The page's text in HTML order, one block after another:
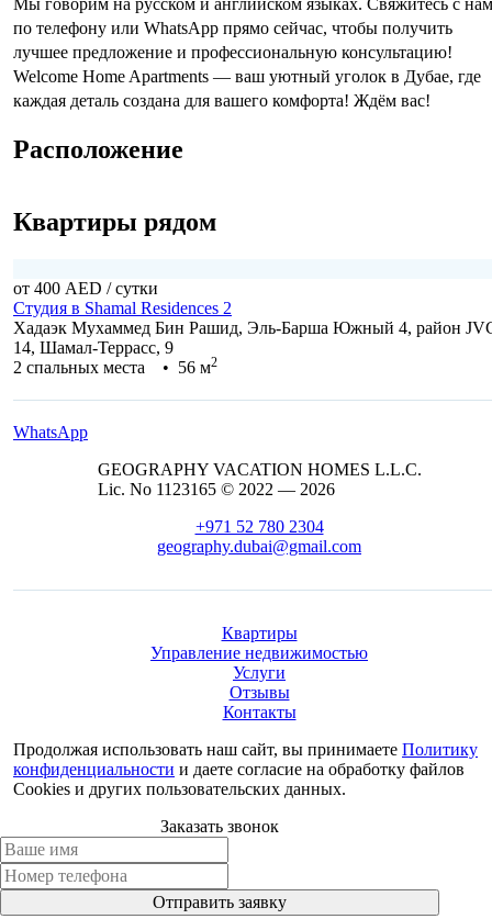
по телефону или WhatsApp прямо сейчас, чтобы получить
лучшее предложение и профессиональную консультацию!
Welcome Home Apartments — ваш уютный уголок в Дубае, где
каждая деталь создана для вашего комфорта! Ждём вас!
Расположение
Квартиры рядом
от 400 AED / сутки
Студия в Shamal Residences 2
Хадаэк Мухаммед Бин Рашид, Эль-Барша Южный 4, район
14, Шамал-Террасс, 9
2 спальных места • 56 м2
WhatsApp
GEOGRAPHY VACATION HOMES L.L.C.
Lic. No 1123165 © 2022 — 2026
+971 52 780 2304
geography.dubai@gmail.com
Квартиры
Управление недвижимостью
Услуги
Отзывы
Контакты
Продолжая использовать наш сайт, вы принимаете Политику
конфиденциальности и даете согласие на обработку файлов
Cookies и других пользовательских данных.
Заказать звонок
Отправить заявку